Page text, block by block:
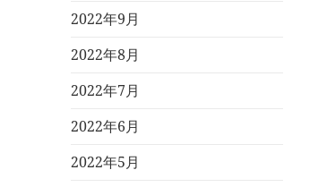
2022年9月
2022年8月
2022年7月
2022年6月
2022年5月